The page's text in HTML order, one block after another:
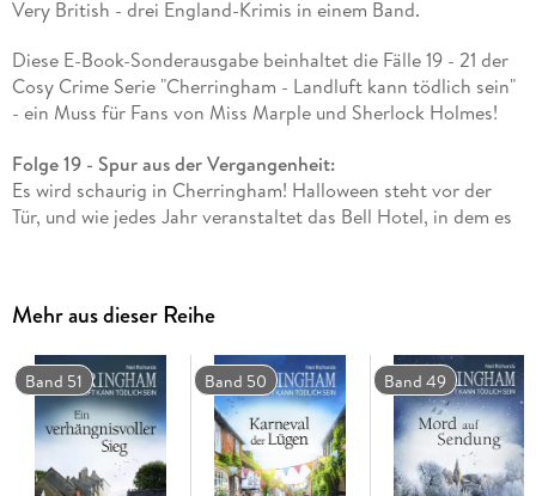
Very British - drei England-Krimis in einem Band.
Diese E-Book-Sonderausgabe beinhaltet die Fälle 19 - 21 der
Cosy Crime Serie "Cherringham - Landluft kann tödlich sein"
- ein Muss für Fans von Miss Marple und Sherlock Holmes!
Folge 19 - Spur aus der Vergangenheit:
Es wird schaurig in Cherringham! Halloween steht vor der
Tür, und wie jedes Jahr veranstaltet das Bell Hotel, in dem es
schrecklichen Unfall ein jähes Ende. Und plötzlich steht die
Jack und Sarah sind überzeugt, dass der Schuldige ein
Mensch aus Fleisch und Blut sein muss - doch wer will dem
Hotel schaden? Schon bald müssen auch die beiden sich
ihrem Aberglauben stellen, denn sie finden Spuren, die zu
einem unaufgeklärten viktorianischen Mord führen . . .
Mehr aus dieser Reihe
Band 51 Band 50 Band 49